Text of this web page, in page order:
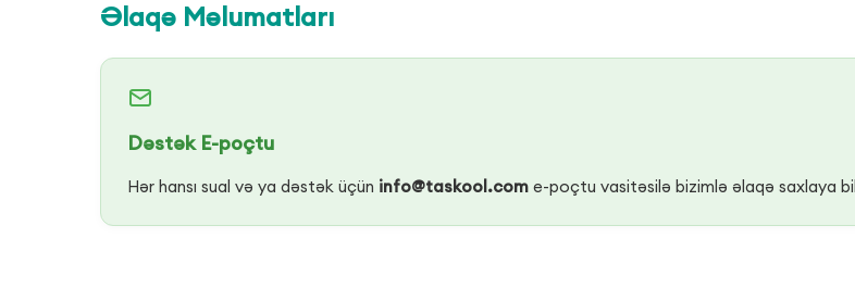
Əlaqə Məlumatları
Dəstək E-poçtu
Hər hansı sual və ya dəstək üçün info@taskool.com e-poçtu vasitəsilə bizimlə əlaqə saxlaya